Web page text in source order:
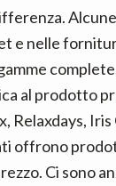
e nelle
al prodotto
Relaxdays, Iris
offrono
Ci sono